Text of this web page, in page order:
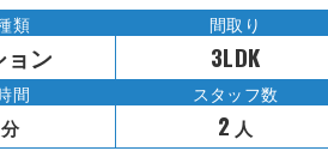
類
ン
間取り
3LDK
間
分
スタッフ数
2 人